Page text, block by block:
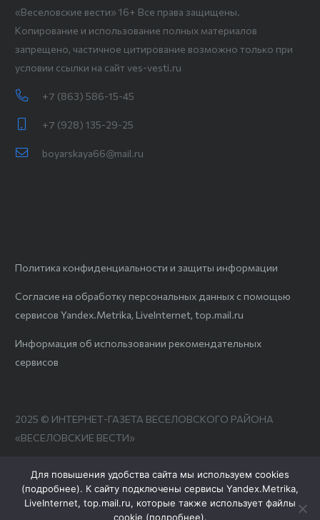
«Веселовские вести» 16+ Все права защищены.
Копирование и использование полных материалов
запрещено, частичное цитирование возможно только при
условии ссылки на сайт ves-vesti.ru
+7 (863) 586-15-45
+7 (928) 135-29-25
boyarskaya66@mail.ru
Политика конфиденциальности и защиты информации
Согласие на обработку персональных данных с помощью
сервисов Yandex.Metrika, LiveInternet, top.mail.ru
Информация об использовании рекомендательных
сервисов
2025 © ИНТЕРНЕТ-ГАЗЕТА ВЕСЕЛОВСКОГО РАЙОНА
«ВЕСЕЛОВСКИЕ ВЕСТИ»
Для повышения удобства сайта мы используем cookies
(подробнее). К сайту подключены сервисы Yandex.Metrika,
LiveInternet, top.mail.ru, которые также использует файлы
cookie (подробнее).